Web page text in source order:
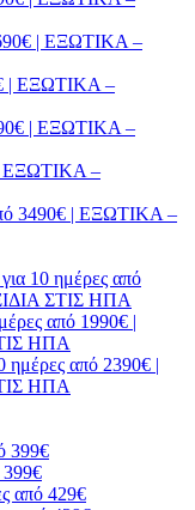
| ΕΞΩΤΙΚΑ –
| ΕΞΩΤΙΚΑ –
| ΕΞΩΤΙΚΑ –
| ΕΞΩΤΙΚΑ –
3490€ | ΕΞΩΤΙΚΑ –
10 ημέρες από
ΣΤΙΣ ΗΠΑ
από 1990€ |
ΗΠΑ
ημέρες από 2390€ |
ΗΠΑ
399€
399€
από 429€